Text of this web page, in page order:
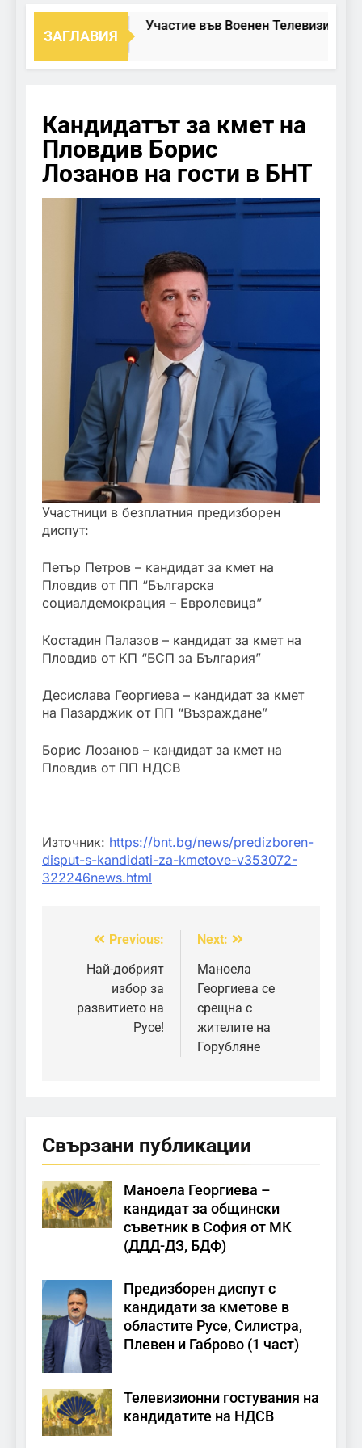
ЗАГЛАВИЯ
Участие във Военен Телевизионен
Кандидатът за кмет на
Пловдив Борис
Лозанов на гости в БНТ
Участници в безплатния предизборен
диспут:
Петър Петров – кандидат за кмет на
Пловдив от ПП “Българска
социалдемокрация – Евролевица”
Костадин Палазов – кандидат за кмет на
Пловдив от КП “БСП за България”
Десислава Георгиева – кандидат за кмет
на Пазарджик от ПП “Възраждане”
Борис Лозанов – кандидат за кмет на
Пловдив от ПП НДСВ
Източник: https://bnt.bg/news/predizboren-
disput-s-kandidati-za-kmetove-v353072-
322246news.html
Post
navigation
Previous:
Най-добрият
избор за
развитието на
Русе!
Next:
Маноела
Георгиева се
срещна с
жителите на
Горубляне
Свързани публикации
Маноела Георгиева –
кандидат за общински
съветник в София от МК
(ДДД-ДЗ, БДФ)
Предизборен диспут с
кандидати за кметове в
областите Русе, Силистра,
Плевен и Габрово (1 част)
Телевизионни гостувания на
кандидатите на НДСВ